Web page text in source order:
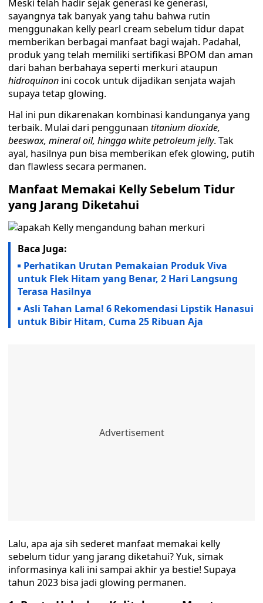
Meski telah hadir sejak generasi ke generasi,
sayangnya tak banyak yang tahu bahwa rutin
menggunakan kelly pearl cream sebelum tidur dapat
memberikan berbagai manfaat bagi wajah. Padahal,
produk yang telah memiliki sertifikasi BPOM dan aman
dari bahan berbahaya seperti merkuri ataupun
hidroquinon ini cocok untuk dijadikan senjata wajah
supaya tetap glowing.
Hal ini pun dikarenakan kombinasi kandunganya yang
terbaik. Mulai dari penggunaan titanium dioxide,
beeswax, mineral oil, hingga white petroleum jelly. Tak
ayal, hasilnya pun bisa memberikan efek glowing, putih
dan flawless secara permanen.
Manfaat Memakai Kelly Sebelum Tidur
yang Jarang Diketahui
Baca Juga:
Perhatikan Urutan Pemakaian Produk Viva
untuk Flek Hitam yang Benar, 2 Hari Langsung
Terasa Hasilnya
Asli Tahan Lama! 6 Rekomendasi Lipstik Hanasui
untuk Bibir Hitam, Cuma 25 Ribuan Aja
Lalu, apa aja sih sederet manfaat memakai kelly
sebelum tidur yang jarang diketahui? Yuk, simak
informasinya kali ini sampai akhir ya bestie! Supaya
tahun 2023 bisa jadi glowing permanen.